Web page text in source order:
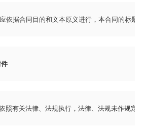
依据合同目的和文本原义进行，本合同的标题
依照有关法律、法规执行，法律、法规未作规